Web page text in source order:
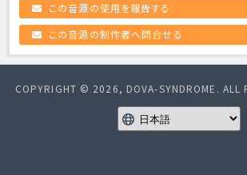
この音源の使用を報告する
この音源の制作者へ問合せる
COPYRIGHT © 2026, DOVA-SYNDROME. ALL